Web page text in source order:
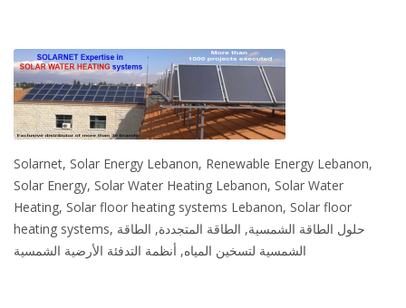
Solarnet, Solar Energy Lebanon, Renewable Energy Lebanon,
Solar Energy, Solar Water Heating Lebanon, Solar Water
Heating, Solar floor heating systems Lebanon, Solar floor
heating systems, حلول الطاقة الشمسية, الطاقة المتجددة, الطاقة
الشمسية لتسخين المياه, أنظمة التدفئة الأرضية الشمسية